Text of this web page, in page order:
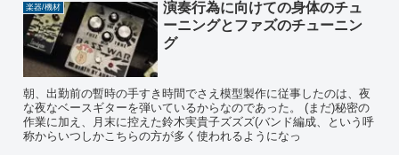
楽器/機材
演奏行為に向けての身体のチュ
ーニングとファズのチューニン
グ
朝、出勤前の暫時の手すき時間でさえ模型製作に従事したのは、夜
な夜なベースギターを弾いているからなのであった。 (まだ)秘密の
作業に加え、月末に控えた鈴木実貴子ズズズ(バンド編成、という呼
称からいつしかこちらの方が多く使われるようになっ